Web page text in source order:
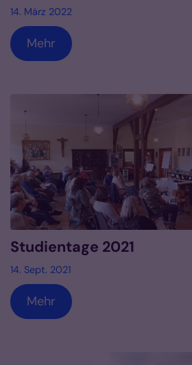
14. März 2022
Mehr
Studientage 2021
14. Sept. 2021
Mehr